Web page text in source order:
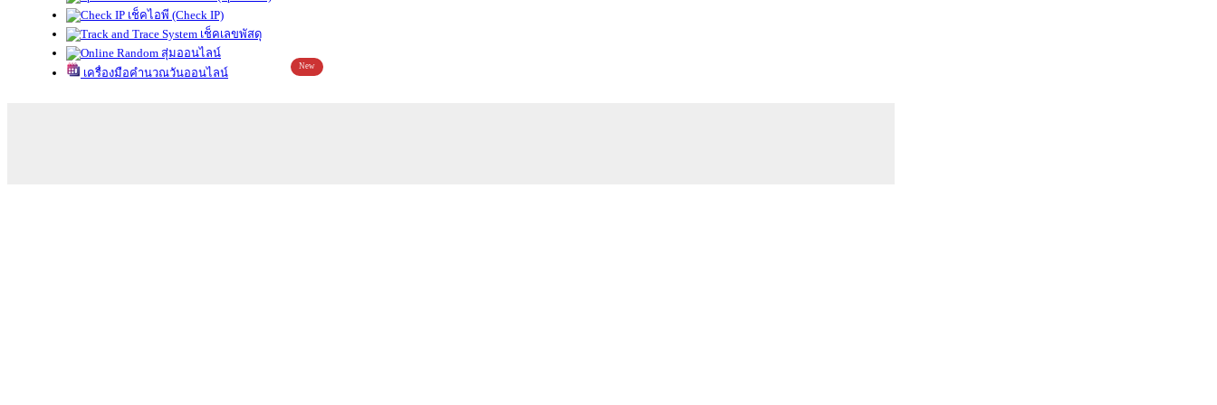
เช็คไอพี (Check IP)
เช็คเลขพัสดุ
สุ่มออนไลน์
เครื่องมือคำนวณวันออนไลน์
New